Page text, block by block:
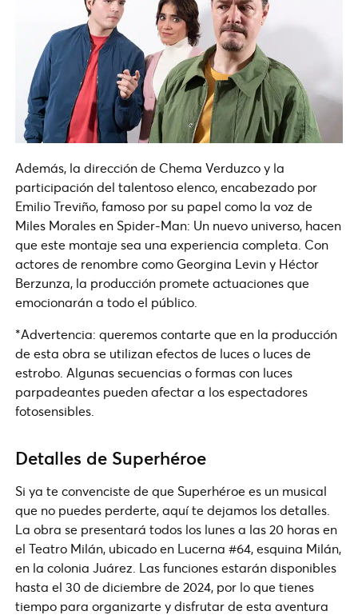
Además, la dirección de Chema Verduzco y la
participación del talentoso elenco, encabezado por
Emilio Treviño, famoso por su papel como la voz de
Miles Morales en Spider-Man: Un nuevo universo, hacen
que este montaje sea una experiencia completa. Con
actores de renombre como Georgina Levin y Héctor
Berzunza, la producción promete actuaciones que
emocionarán a todo el público.
*Advertencia: queremos contarte que en la producción
de esta obra se utilizan efectos de luces o luces de
estrobo. Algunas secuencias o formas con luces
parpadeantes pueden afectar a los espectadores
fotosensibles.
Detalles de Superhéroe
Si ya te convenciste de que Superhéroe es un musical
que no puedes perderte, aquí te dejamos los detalles.
La obra se presentará todos los lunes a las 20 horas en
el Teatro Milán, ubicado en Lucerna #64, esquina Milán,
en la colonia Juárez. Las funciones estarán disponibles
hasta el 30 de diciembre de 2024, por lo que tienes
tiempo para organizarte y disfrutar de esta aventura